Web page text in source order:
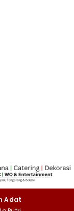
Adat